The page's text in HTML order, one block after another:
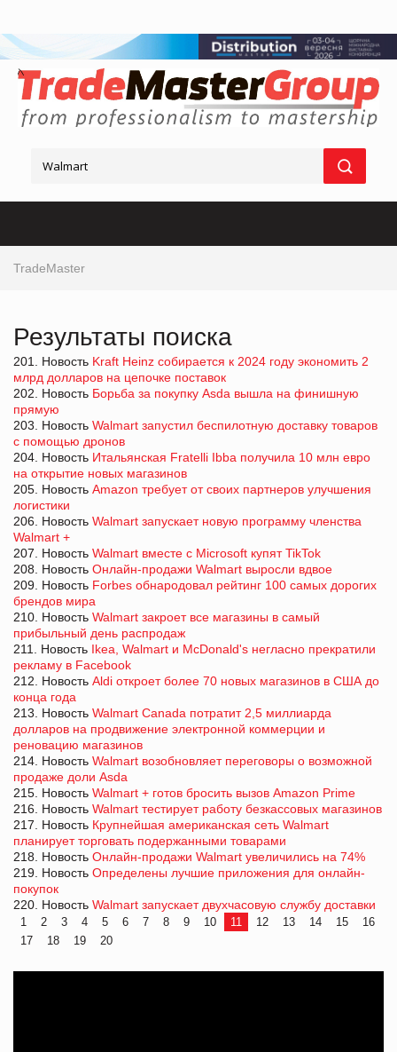
TradeMaster
Результаты поиска
201. Новость Kraft Heinz собирается к 2024 году экономить 2
млрд долларов на цепочке поставок
202. Новость Борьба за покупку Asda вышла на финишную
прямую
203. Новость Walmart запустил беспилотную доставку товаров
с помощью дронов
204. Новость Итальянская Fratelli Ibba получила 10 млн евро
на открытие новых магазинов
205. Новость Amazon требует от своих партнеров улучшения
логистики
206. Новость Walmart запускает новую программу членства
Walmart +
207. Новость Walmart вместе с Microsoft купят TikTok
208. Новость Онлайн-продажи Walmart выросли вдвое
209. Новость Forbes обнародовал рейтинг 100 самых дорогих
брендов мира
210. Новость Walmart закроет все магазины в самый
прибыльный день распродаж
211. Новость Ikea, Walmart и McDonald's негласно прекратили
рекламу в Facebook
212. Новость Aldi откроет более 70 новых магазинов в США до
конца года
213. Новость Walmart Canada потратит 2,5 миллиарда
долларов на продвижение электронной коммерции и
реновацию магазинов
214. Новость Walmart возобновляет переговоры о возможной
продаже доли Asda
215. Новость Walmart + готов бросить вызов Amazon Prime
216. Новость Walmart тестирует работу безкассовых магазинов
217. Новость Крупнейшая американская сеть Walmart
планирует торговать подержанными товарами
218. Новость Онлайн-продажи Walmart увеличились на 74%
219. Новость Определены лучшие приложения для онлайн-
покупок
220. Новость Walmart запускает двухчасовую службу доставки
1 2 3 4 5 6 7 8 9 10 11 12 13 14 15
16
17
18 19 20